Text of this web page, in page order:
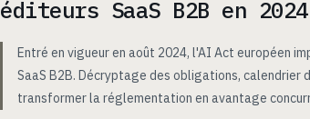
éditeurs SaaS B2B en
Entré en vigueur en août 2024, l'AI Act européen
SaaS B2B. Décryptage des obligations,
transformer la réglementation en avantage